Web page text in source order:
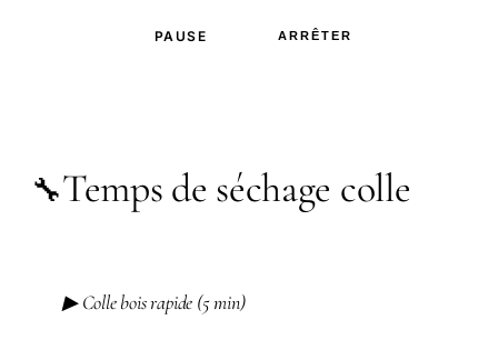
PAUSE ARRÊTER
🔧Temps de séchage colle
▶ Colle bois rapide (5 min)